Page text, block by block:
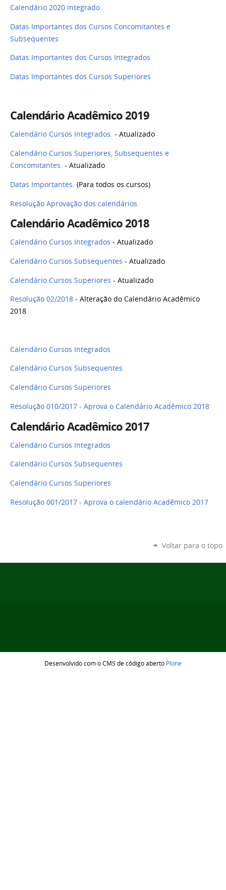
Calendário 2020 Integrado
Datas Importantes dos Cursos Concomitantes e
Subsequentes
Datas Importantes dos Cursos Integrados
Datas Importantes dos Cursos Superiores
Calendário Acadêmico 2019
Calendário Cursos Integrados. - Atualizado
Calendário Cursos Superiores, Subsequentes e
Concomitantes. - Atualizado
Datas Importantes. (Para todos os cursos)
Resolução Aprovação dos calendários.
Calendário Acadêmico 2018
Calendário Cursos Integrados - Atualizado
Calendário Cursos Subsequentes - Atualizado
Calendário Cursos Superiores - Atualizado
Resolução 02/2018 - Alteração do Calendário Acadêmico
2018
Calendário Cursos Integrados
Calendário Cursos Subsequentes
Calendário Cursos Superiores
Resolução 010/2017 - Aprova o Calendário Acadêmico 2018
Calendário Acadêmico 2017
Calendário Cursos Integrados
Calendário Cursos Subsequentes
Calendário Cursos Superiores
Resolução 001/2017 - Aprova o calendário Acadêmico 2017
Voltar para o topo
Desenvolvido com o CMS de código aberto Plone